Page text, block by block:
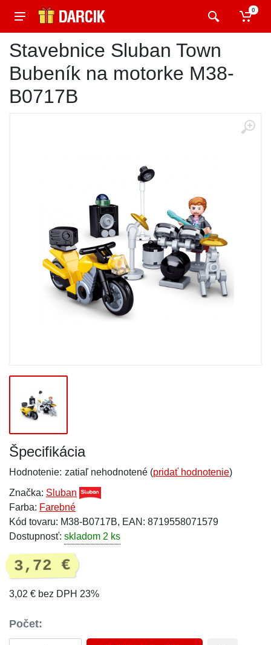
0
Stavebnice Sluban Town
Bubeník na motorke M38-
B0717B
Špecifikácia
Hodnotenie: zatiaľ nehodnotené (pridať hodnotenie)
Značka: Sluban
Farba: Farebné
Kód tovaru: M38-B0717B, EAN: 8719558071579
Dostupnosť: skladom 2 ks
3,72 €
3,02 € bez DPH 23%
Počet: